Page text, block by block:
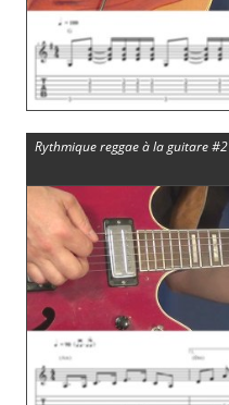
Rythmique reggae à la guitare #2